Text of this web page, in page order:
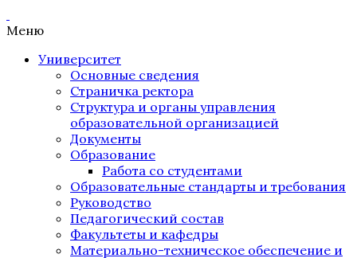
Меню
Университет
Основные сведения
Страничка ректора
Структура и органы управления
образовательной организацией
Документы
Образование
Работа со студентами
Образовательные стандарты и требования
Руководство
Педагогический состав
Факультеты и кафедры
Материально-техническое обеспечение и